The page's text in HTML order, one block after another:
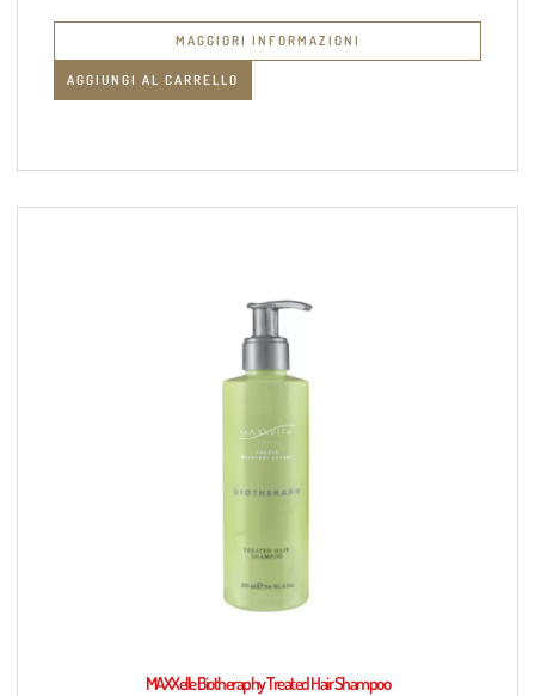
MAGGIORI INFORMAZIONI
AGGIUNGI AL CARRELLO
MAXXelle Biotheraphy Treated Hair Shampoo